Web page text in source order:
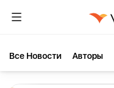
Все Новости Aвторы